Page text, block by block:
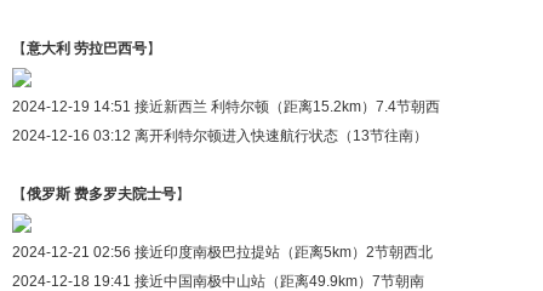
【意大利 劳拉巴西号】
2024-12-19 14:51 接近新西兰 利特尔顿（距离15.2km）7.4节朝西
2024-12-16 03:12 离开利特尔顿进入快速航行状态（13节往南）
【俄罗斯 费多罗夫院士号】
2024-12-21 02:56 接近印度南极巴拉提站（距离5km）2节朝西北
2024-12-18 19:41 接近中国南极中山站（距离49.9km）7节朝南